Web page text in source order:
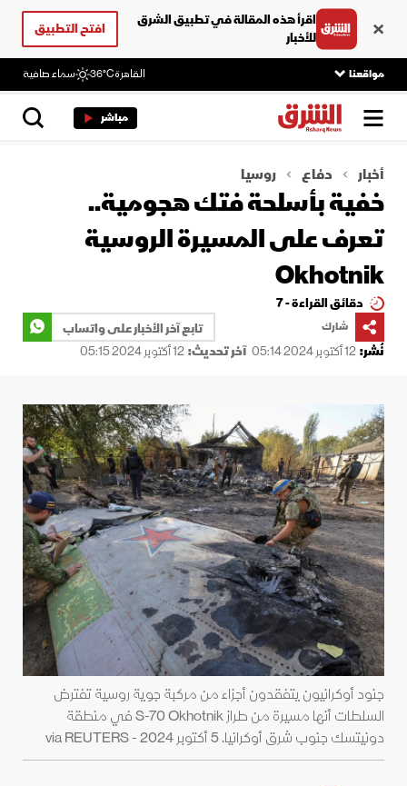
اقرأ هذه المقالة في تطبيق الشرق
للأخبار
افتح التطبيق
مواقعنا القاهرة36°C سماء صافية
مباشر
أخبار دفاع روسيا
خفية بأسلحة فتك هجومية..
تعرف على المسيرة الروسية
Okhotnik
دقائق القراءة - 7
شارك
تابع آخر الأخبار على واتساب
نُشر:12 أكتوبر 2024 05:14 آخر تحديث:12 أكتوبر 2024 05:15
جنود أوكرانيون يتفقدون أجزاء من مركبة جوية روسية تفترض
السلطات أنها مسيرة من طراز S-70 Okhotnik في منطقة
دونيتسك جنوب شرق أوكرانيا. 5 أكتوبر 2024 - via REUTERS